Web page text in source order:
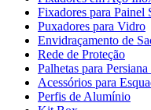
Fixadores para Painel
Puxadores para Vidro
Envidraçamento de
Rede de Proteção
Palhetas para
Acessórios para
Perfis de Alumínio